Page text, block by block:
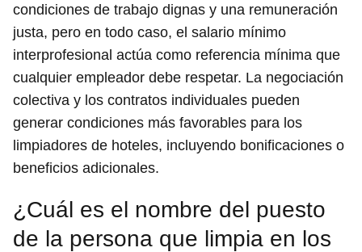
condiciones de trabajo dignas y una remuneración
justa, pero en todo caso, el salario mínimo
interprofesional actúa como referencia mínima que
cualquier empleador debe respetar. La negociación
colectiva y los contratos individuales pueden
generar condiciones más favorables para los
limpiadores de hoteles, incluyendo bonificaciones o
beneficios adicionales.
¿Cuál es el nombre del puesto
de la persona que limpia en los